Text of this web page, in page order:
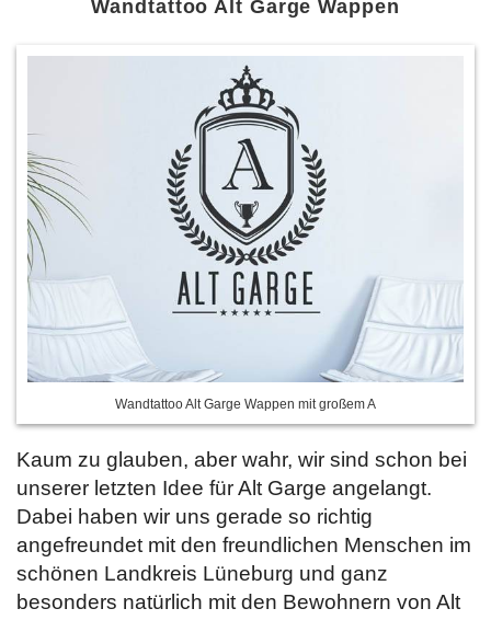
Wandtattoo Alt Garge Wappen
Wandtattoo Alt Garge Wappen mit großem A
Kaum zu glauben, aber wahr, wir sind schon bei
unserer letzten Idee für Alt Garge angelangt.
Dabei haben wir uns gerade so richtig
angefreundet mit den freundlichen Menschen im
schönen Landkreis Lüneburg und ganz
besonders natürlich mit den Bewohnern von Alt